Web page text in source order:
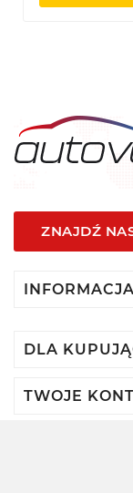
ZNAJDŹ
DLA
TWOJE